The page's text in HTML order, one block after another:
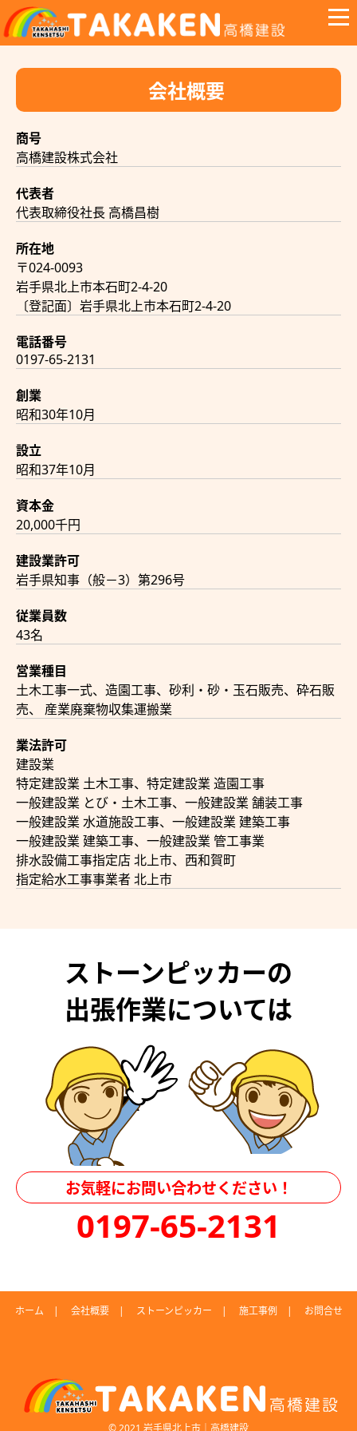
会社概要
商号
高橋建設株式会社
代表者
代表取締役社長 高橋昌樹
所在地
〒024-0093
岩手県北上市本石町2-4-20
〔登記面〕岩手県北上市本石町2-4-20
電話番号
0197-65-2131
創業
昭和30年10月
設立
昭和37年10月
資本金
20,000千円
建設業許可
岩手県知事（般－3）第296号
従業員数
43名
営業種目
土木工事一式、造園工事、砂利・砂・玉石販売、砕石販
売、 産業廃棄物収集運搬業
業法許可
建設業
特定建設業 土木工事、特定建設業 造園工事
一般建設業 とび・土木工事、一般建設業 舗装工事
一般建設業 水道施設工事、一般建設業 建築工事
一般建設業 建築工事、一般建設業 管工事業
排水設備工事指定店 北上市、西和賀町
指定給水工事事業者 北上市
ストーンピッカーの
出張作業については
お気軽にお問い合わせください！
0197-65-2131
ホーム 会社概要 ストーンピッカー 施工事例 お問合せ
© 2021 岩手県北上市｜高橋建設